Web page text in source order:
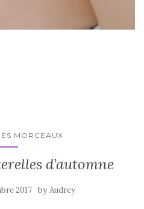
MORCEAUX
d’automne
2017 byAudrey